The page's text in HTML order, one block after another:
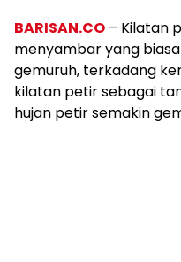
BARISAN.CO – Kilatan
menyambar yang
gemuruh, terkadang
kilatan petir sebagai
hujan petir semakin